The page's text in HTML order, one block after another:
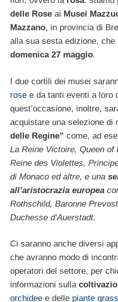
delle Rose ai Musei
Mazzano, in provincia di
alla sua sesta edizione,
domenica 27 maggio.
I due cortili dei musei
rose e da tanti eventi a loro
quest’occasione, inoltre,
acquistare una selezione di
delle Regine” come, ad
La Reine Victoire, Queen of
Reine des Violettes,
di Monaco ed altre, e una
all’aristocrazia europea
Rothschild, Baronne
Duchesse d’Auerstadt.
Ci saranno anche diversi
che avranno modo di
operatori del settore, per
informazioni sulla
orchidee e delle piante